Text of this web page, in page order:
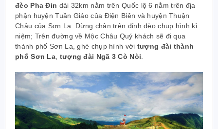
đèo Pha Đin dài 32km nằm trên Quốc lộ 6 nằm trên địa
phận huyện Tuần Giáo của Điện Biên và huyện Thuận
Châu của Sơn La. Dừng chân trên đỉnh đèo chụp hình kỉ
niệm; Trên đường về Mộc Châu Quý khách sẽ đi qua
thành phố Sơn La, ghé chụp hình với tượng đài thành
phố Sơn La, tượng đài Ngã 3 Cò Nòi.